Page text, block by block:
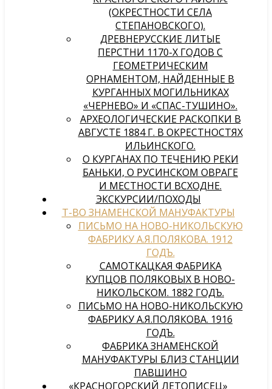
(ОКРЕСТНОСТИ СЕЛА
СТЕПАНОВСКОГО).
ДРЕВНЕРУССКИЕ ЛИТЫЕ
ПЕРСТНИ 1170-Х ГОДОВ С
ГЕОМЕТРИЧЕСКИМ
ОРНАМЕНТОМ, НАЙДЕННЫЕ В
КУРГАННЫХ МОГИЛЬНИКАХ
«ЧЕРНЕВО» И «СПАС-ТУШИНО».
АРХЕОЛОГИЧЕСКИЕ РАСКОПКИ В
АВГУСТЕ 1884 Г. В ОКРЕСТНОСТЯХ
ИЛЬИНСКОГО.
О КУРГАНАХ ПО ТЕЧЕНИЮ РЕКИ
БАНЬКИ, О РУСИНСКОМ ОВРАГЕ
И МЕСТНОСТИ ВСХОДНЕ.
ЭКСКУРСИИ/ПОХОДЫ
Т-ВО ЗНАМЕНСКОЙ МАНУФАКТУРЫ
ПИСЬМО НА НОВО-НИКОЛЬСКУЮ
ФАБРИКУ А.Я.ПОЛЯКОВА. 1912
ГОДЪ.
САМОТКАЦКАЯ ФАБРИКА
КУПЦОВ ПОЛЯКОВЫХ В НОВО-
НИКОЛЬСКОМ. 1882 ГОДЪ.
ПИСЬМО НА НОВО-НИКОЛЬСКУЮ
ФАБРИКУ А.Я.ПОЛЯКОВА. 1916
ГОДЪ.
ФАБРИКА ЗНАМЕНСКОЙ
МАНУФАКТУРЫ БЛИЗ СТАНЦИИ
ПАВШИНО
«КРАСНОГОРСКИЙ ЛЕТОПИСЕЦ»